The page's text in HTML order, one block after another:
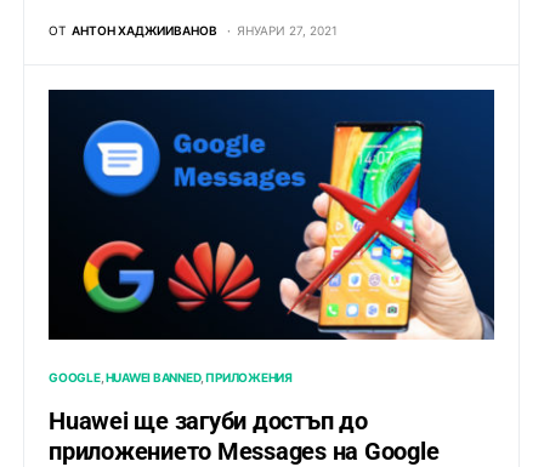
ОТ АНТОН ХАДЖИИВАНОВ ЯНУАРИ 27, 2021
GOOGLE HUAWEI BANNED ПРИЛОЖЕНИЯ
Huawei ще загуби достъп до
приложението Messages на Google